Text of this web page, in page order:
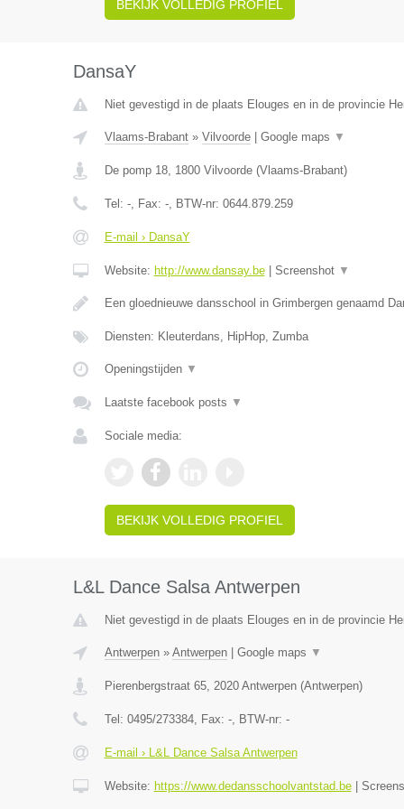
BEKIJK VOLLEDIG PROFIEL
DansaY
Niet gevestigd in de plaats Elouges en in de provincie
Vlaams-Brabant» Vilvoorde| Google maps ▼
De pomp 18, 1800 Vilvoorde(Vlaams-Brabant)
Tel: -, Fax: -, BTW-nr: 0644.879.259
E-mail › DansaY
Website: http://www.dansay.be| Screenshot ▼
Een gloednieuwe dansschool in Grimbergen genaamd
Diensten: Kleuterdans, HipHop, Zumba
Openingstijden ▼
Laatste facebook posts ▼
Sociale media:
BEKIJK VOLLEDIG PROFIEL
L&L Dance Salsa Antwerpen
Niet gevestigd in de plaats Elouges en in de provincie
Antwerpen» Antwerpen| Google maps ▼
Pierenbergstraat 65, 2020 Antwerpen(Antwerpen)
Tel: 0495/273384, Fax: -, BTW-nr: -
E-mail › L&L Dance Salsa Antwerpen
Website: https://www.dedansschoolvantstad.be|